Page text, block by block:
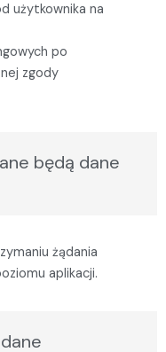
użytkownika na
po
zgody
będą dane
żądania
aplikacji.